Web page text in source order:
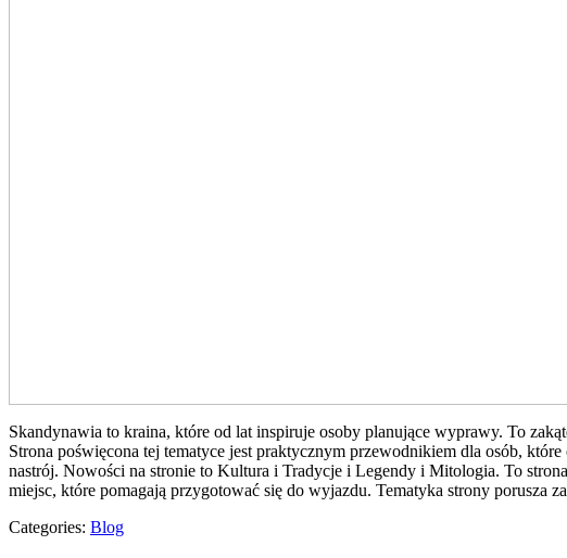
Skandynawia to kraina, które od lat inspiruje osoby planujące wyprawy. To
Strona poświęcona tej tematyce jest praktycznym przewodnikiem dla osób,
nastrój. Nowości na stronie to Kultura i Tradycje i Legendy i Mitologia. To
miejsc, które pomagają przygotować się do wyjazdu. Tematyka strony porusza
Categories: Blog